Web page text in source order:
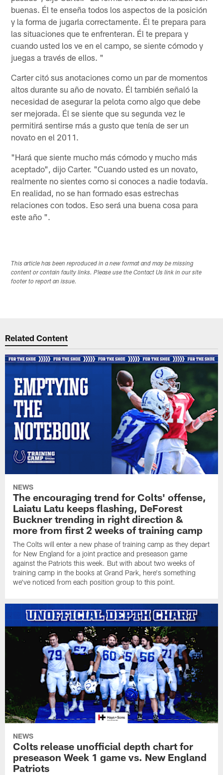
buenas. Él te enseña todos los aspectos de la posición
y la forma de jugarla correctamente. Él te prepara para
las situaciones que te enfrenteran. Él te prepara y
cuando usted los ve en el campo, se siente cómodo y
juegas a través de ellos. "
Carter citó sus anotaciones como un par de momentos
altos durante su año de novato. Él también señaló la
necesidad de asegurar la pelota como algo que debe
ser mejorada. Él se siente que su segunda vez le
permitirá sentirse más a gusto que tenía de ser un
novato en el 2011.
"Hará que siente mucho más cómodo y mucho más
aceptado", dijo Carter. "Cuando usted es un novato,
realmente no sientes como si conoces a nadie todavía.
En realidad, no se han formado esas estrechas
relaciones con todos. Eso será una buena cosa para
este año ".
This article has been reproduced in a new format and may be missing
content or contain faulty links. Please use the Contact Us link in our site
footer to report an issue.
Related Content
NEWS
The encouraging trend for Colts' offense,
Laiatu Latu keeps flashing, DeForest
Buckner trending in right direction &
more from first 2 weeks of training camp
The Colts will enter a new phase of training camp as they depart
for New England for a joint practice and preseason game
against the Patriots this week. But with about two weeks of
training camp in the books at Grand Park, here's something
we've noticed from each position group to this point.
NEWS
Colts release unofficial depth chart for
preseason Week 1 game vs. New England
Patriots